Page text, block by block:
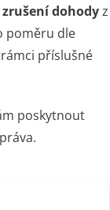
dohodyz
poměru dle
příslušné
poskytnout